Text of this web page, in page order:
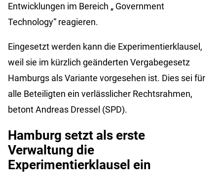
Entwicklungen im Bereich „ Government
Technology“ reagieren.
Eingesetzt werden kann die Experimentierklausel,
weil sie im kürzlich geänderten Vergabegesetz
Hamburgs als Variante vorgesehen ist. Dies sei für
alle Beteiligten ein verlässlicher Rechtsrahmen,
betont Andreas Dressel (SPD).
Hamburg setzt als erste
Verwaltung die
Experimentierklausel ein